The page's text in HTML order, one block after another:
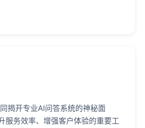
揭开专业AI问答系统的神秘面
服务效率、增强客户体验的重要工